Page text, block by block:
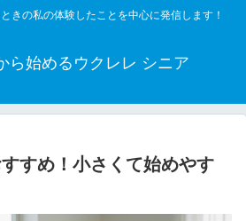
きの私の体験したことを中心に発信します！
ら始めるウクレレ シニア
すめ！小さくて始めやす